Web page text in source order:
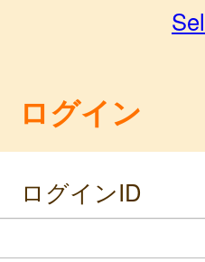
ログイン
ログインID